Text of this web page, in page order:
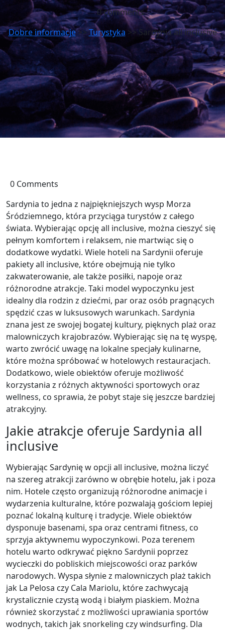
0 comments
Dobre informacje>>Turystyka >> Sardynia all inclusive
0 Comments
Sardynia to jedna z najpiękniejszych wysp Morza
Śródziemnego, która przyciąga turystów z całego
świata. Wybierając opcję all inclusive, można cieszyć się
pełnym komfortem i relaksem, nie martwiąc się o
dodatkowe wydatki. Wiele hoteli na Sardynii oferuje
pakiety all inclusive, które obejmują nie tylko
zakwaterowanie, ale także posiłki, napoje oraz
różnorodne atrakcje. Taki model wypoczynku jest
idealny dla rodzin z dziećmi, par oraz osób pragnących
spędzić czas w luksusowych warunkach. Sardynia
znana jest ze swojej bogatej kultury, pięknych plaż oraz
malowniczych krajobrazów. Wybierając się na tę wyspę,
warto zwrócić uwagę na lokalne specjały kulinarne,
które można spróbować w hotelowych restauracjach.
Dodatkowo, wiele obiektów oferuje możliwość
korzystania z różnych aktywności sportowych oraz
wellness, co sprawia, że pobyt staje się jeszcze bardziej
atrakcyjny.
Jakie atrakcje oferuje Sardynia all
inclusive
Wybierając Sardynię w opcji all inclusive, można liczyć
na szereg atrakcji zarówno w obrębie hotelu, jak i poza
nim. Hotele często organizują różnorodne animacje i
wydarzenia kulturalne, które pozwalają gościom lepiej
poznać lokalną kulturę i tradycje. Wiele obiektów
dysponuje basenami, spa oraz centrami fitness, co
sprzyja aktywnemu wypoczynkowi. Poza terenem
hotelu warto odkrywać piękno Sardynii poprzez
wycieczki do pobliskich miejscowości oraz parków
narodowych. Wyspa słynie z malowniczych plaż takich
jak La Pelosa czy Cala Mariolu, które zachwycają
krystalicznie czystą wodą i białym piaskiem. Można
również skorzystać z możliwości uprawiania sportów
wodnych, takich jak snorkeling czy windsurfing. Dla